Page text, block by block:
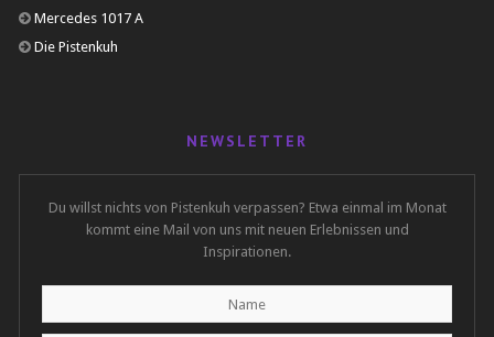
Mercedes 1017 A
Die Pistenkuh
NEWSLETTER
Du willst nichts von Pistenkuh verpassen? Etwa einmal im Monat
kommt eine Mail von uns mit neuen Erlebnissen und
Inspirationen.